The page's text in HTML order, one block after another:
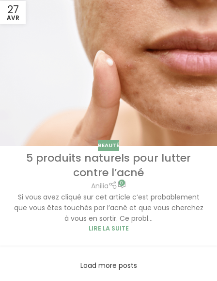
27
AVR
BEAUTÉ
5 produits naturels pour lutter
contre l’acné
Anilia 0
Si vous avez cliqué sur cet article c’est probablement
que vous êtes touchés par l’acné et que vous cherchez
à vous en sortir. Ce probl...
LIRE LA SUITE
Load more posts